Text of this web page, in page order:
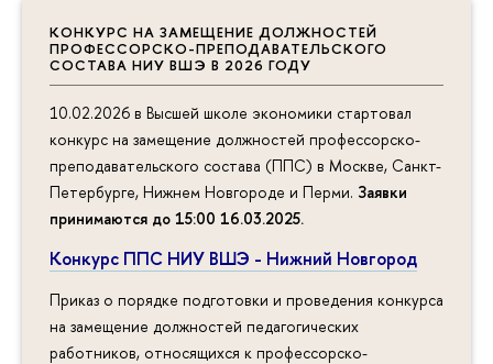
КОНКУРС НА ЗАМЕЩЕНИЕ ДОЛЖНОСТЕЙ
ПРОФЕССОРСКО-ПРЕПОДАВАТЕЛЬСКОГО
СОСТАВА НИУ ВШЭ В 2026 ГОДУ
10.02.2026 в Высшей школе экономики стартовал
конкурс на замещение должностей профессорско-
преподавательского состава (ППС) в Москве, Санкт-
Петербурге, Нижнем Новгороде и Перми. Заявки
принимаются до 15:00 16.03.2025.
Конкурс ППС НИУ ВШЭ - Нижний Новгород
Приказ о порядке подготовки и проведения конкурса
на замещение должностей педагогических
работников, относящихся к профессорско-